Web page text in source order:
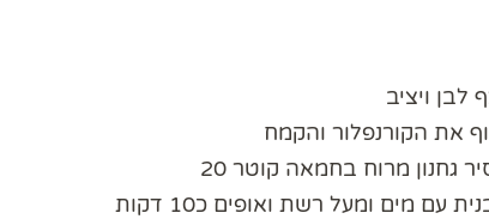
ויציב
את הקורנפלור והקמח
מרוח בחמאה קוטר 20
בתנור שחומם מראש על המקסימום מכניסים בשלב התחתון תבנית עם מים ומעל רשת ואופים כ10 דקות